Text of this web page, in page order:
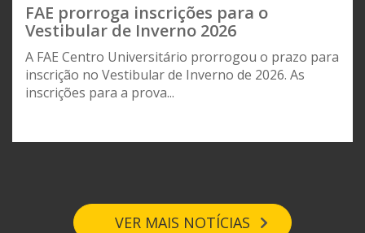
FAE prorroga inscrições para o
Vestibular de Inverno 2026
A FAE Centro Universitário prorrogou o prazo para
inscrição no Vestibular de Inverno de 2026. As
inscrições para a prova...
VER MAIS NOTÍCIAS